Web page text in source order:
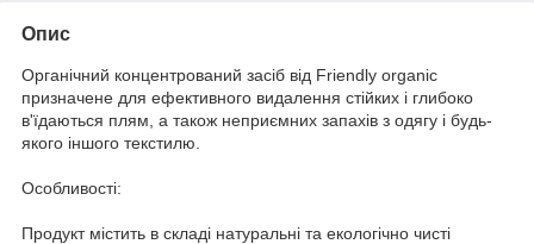
Опис
Органічний концентрований засіб від Friendly organic
призначене для ефективного видалення стійких і глибоко
в'їдаються плям, а також неприємних запахів з одягу і будь-
якого іншого текстилю.
Особливості:
Продукт містить в складі натуральні та екологічно чисті